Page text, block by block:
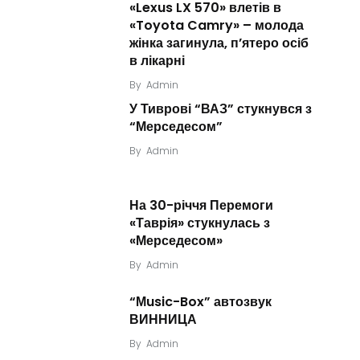
«Lexus LX 570» влетів в
«Toyota Camry» – молода
жінка загинула, п’ятеро осіб
в лікарні
By Admin
У Тиврові “ВАЗ” стукнувся з
“Мерседесом”
By Admin
На 30-річчя Перемоги
«Таврія» стукнулась з
«Мерседесом»
By Admin
“Мusic-Box” автозвук
ВИННИЦА
By Admin